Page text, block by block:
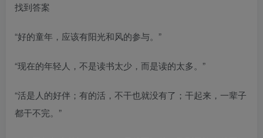
找到答案
“好的童年，应该有阳光和风的参与。”
“现在的年轻人，不是读书太少，而是读的太多。”
“活是人的好伴；有的活，不干也就没有了；干起来，一辈子
都干不完。”